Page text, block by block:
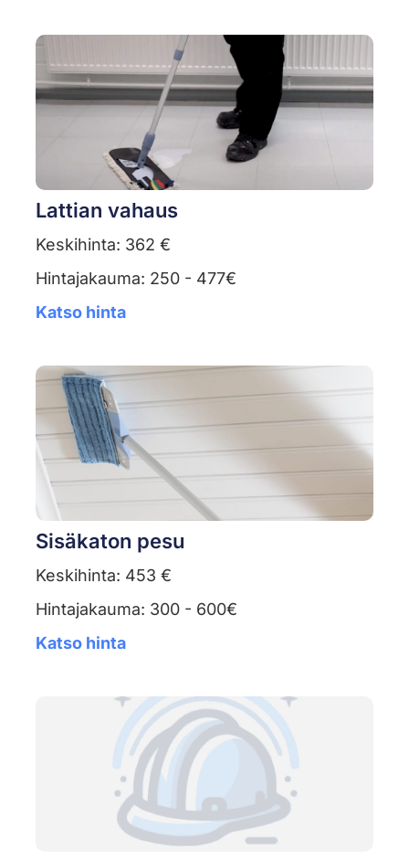
Lattian vahaus
Keskihinta: 362 €
Hintajakauma: 250 - 477€
Katso hinta
Sisäkaton pesu
Keskihinta: 453 €
Hintajakauma: 300 - 600€
Katso hinta